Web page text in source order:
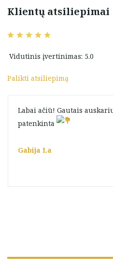
Klientų atsiliepimai
Vidutinis įvertinimas: 5.0
Palikti atsiliepimą
Labai ačiū! Gautais
patenkinta
Gabija La